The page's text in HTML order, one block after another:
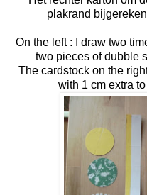
plakrand
On the left : I draw two
two pieces of dubble
The cardstock on the
with 1 cm extra